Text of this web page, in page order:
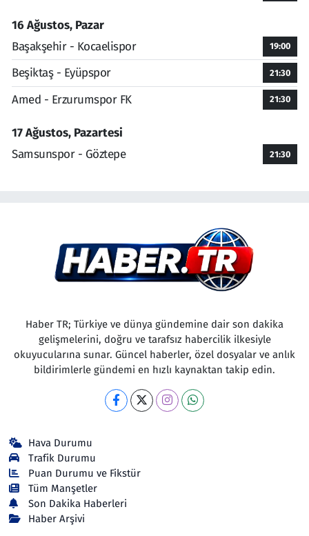
16 Ağustos, Pazar
Başakşehir - Kocaelispor
19:00
Beşiktaş - Eyüpspor 21:30
Amed - Erzurumspor FK 21:30
17 Ağustos, Pazartesi
Samsunspor - Göztepe
21:30
Haber TR; Türkiye ve dünya gündemine dair son dakika
gelişmelerini, doğru ve tarafsız habercilik ilkesiyle
okuyucularına sunar. Güncel haberler, özel dosyalar ve anlık
bildirimlerle gündemi en hızlı kaynaktan takip edin.
Hava Durumu
Trafik Durumu
Puan Durumu ve Fikstür
Tüm Manşetler
Son Dakika Haberleri
Haber Arşivi